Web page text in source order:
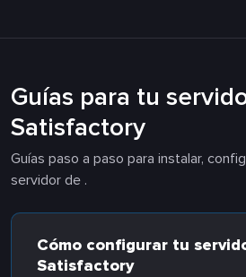
Guías para tu
Satisfactory
Guías paso a paso para instalar,
servidor de .
Cómo configurar tu
Satisfactory